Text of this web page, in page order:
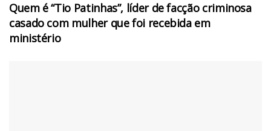
Quem é “Tio Patinhas”, líder de facção criminosa
casado com mulher que foi recebida em
ministério